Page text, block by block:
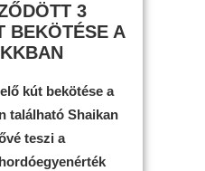
3
BEKÖTÉSE A
kút bekötése a
található Shaikan
teszi a